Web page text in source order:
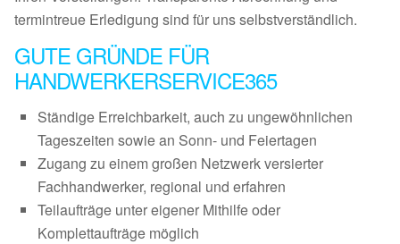
termintreue Erledigung sind für uns selbstverständlich.
GUTE GRÜNDE FÜR
HANDWERKERSERVICE365
Ständige Erreichbarkeit, auch zu ungewöhnlichen
Tageszeiten sowie an Sonn- und Feiertagen
Zugang zu einem großen Netzwerk versierter
Fachhandwerker, regional und erfahren
Teilaufträge unter eigener Mithilfe oder
Komplettaufträge möglich